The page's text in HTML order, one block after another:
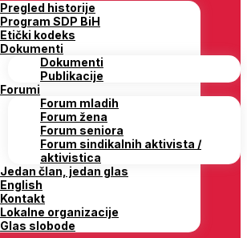
Pregled historije
Program SDP BiH
Etički kodeks
Dokumenti
Dokumenti
Publikacije
Forumi
Forum mladih
Forum žena
Forum seniora
Forum sindikalnih aktivista /
aktivistica
Jedan član, jedan glas
English
Kontakt
Lokalne organizacije
Glas slobode